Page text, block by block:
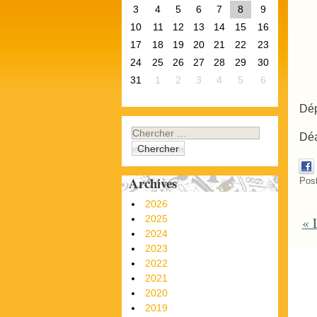
«
3 4 5 6 7 8
9
10
11 12 13 14 15
16
17
18 19 20 21 22
23
24
25 26 27 28 29
30
31
1 2 3 4 5 6
Chercher
Archives
2026
2025
2024
2023
2022
2021
2020
2019